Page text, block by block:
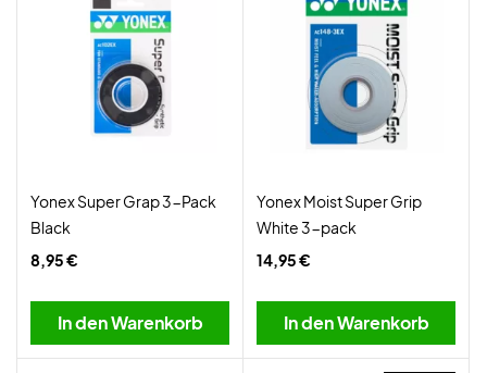
Yonex Super Grap 3-Pack
Black
8,95 €
In den Warenkorb
Yonex Moist Super Grip
White 3-pack
14,95 €
In den Warenkorb